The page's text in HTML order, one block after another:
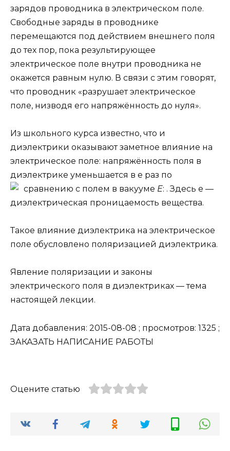
зарядов проводника в электрическом поле.
Свободные заряды в проводнике
перемещаются под действием внешнего поля
до тех пор, пока результирующее
электрическое поле внутри проводника не
окажется равным нулю. В связи с этим говорят,
что проводник «разрушает электрическое
поле, низводя его напряжённость до нуля».
Из школьного курса известно, что и
диэлектрики оказывают заметное влияние на
электрическое поле: напряжённость поля в
диэлектрике уменьшается в e раз по
сравнению с полем в вакууме Е: . Здесь e —
диэлектрическая проницаемость вещества.
Такое влияние диэлектрика на электрическое
поле обусловлено поляризацией диэлектрика.
Явление поляризации и законы
электрического поля в диэлектриках — тема
настоящей лекции.
Дата добавления: 2015-08-08 ; просмотров: 1325 ;
ЗАКАЗАТЬ НАПИСАНИЕ РАБОТЫ
Оцените статью